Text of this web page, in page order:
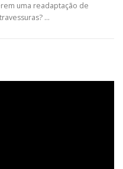
uma readaptação de
…